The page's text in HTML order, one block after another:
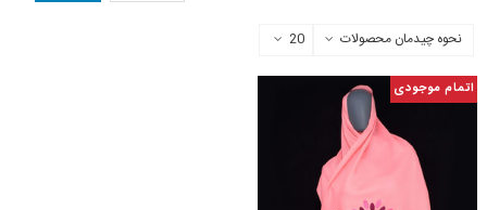
نحوه چیدمان محصولات 20
اتمام موجودی